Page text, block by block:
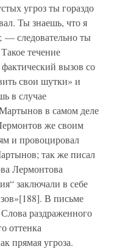
угроз ты гораздо
Ты знаешь, что я
— следовательно ты
течение
фактический вызов со
свои шутки» и
в случае
в самом деле
же своим
и провоцировал
так же писал
Лермонтова
заключали в себе
В письме
раздраженного
оттенка
прямая угроза.